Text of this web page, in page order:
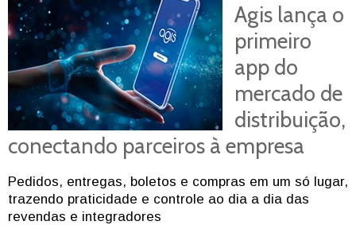
Agis lança o
primeiro
app do
mercado de
distribuição,
conectando parceiros à empresa
Pedidos, entregas, boletos e compras em um só lugar,
trazendo praticidade e controle ao dia a dia das
revendas e integradores